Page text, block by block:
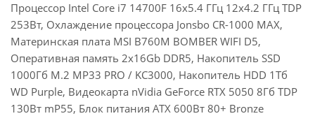
Процессор Intel Core i7 14700F 16x5.4 ГГц 12x4.2 ГГц TDP
253Вт, Охлаждение процессора Jonsbo CR-1000 MAX,
Материнская плата MSI B760M BOMBER WIFI D5,
Оперативная память 2x16Gb DDR5, Накопитель SSD
1000Гб M.2 MP33 PRO / KC3000, Накопитель HDD 1Тб
WD Purple, Видеокарта nVidia GeForce RTX 5050 8Гб TDP
130Вт mP55, Блок питания ATX 600Вт 80+ Bronze